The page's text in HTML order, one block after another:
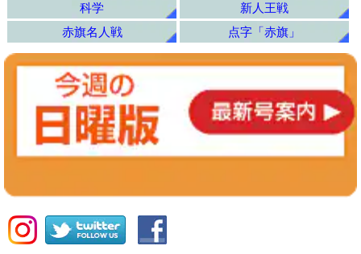
科学
新人王戦
赤旗名人戦
点字「赤旗」